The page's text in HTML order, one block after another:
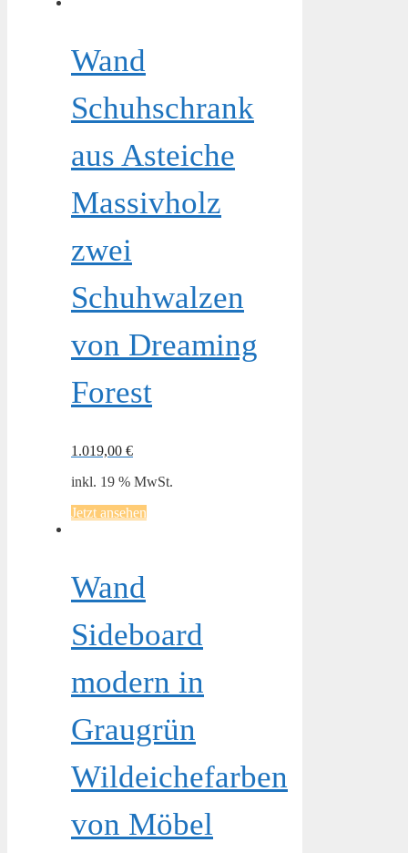
Wand
Schuhschrank
aus Asteiche
Massivholz
zwei
Schuhwalzen
von Dreaming
Forest
1.019,00 €
inkl. 19 % MwSt.
Jetzt ansehen
Wand
Sideboard
modern in
Graugrün
Wildeichefarben
von Möbel